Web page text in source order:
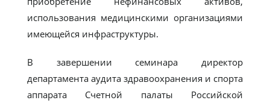
использования медицинскими организациями
имеющейся инфраструктуры.
В завершении семинара директор
департамента аудита здравоохранения и спорта
аппарата Счетной палаты Российской